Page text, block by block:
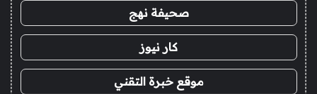
صحيفة نهج
كار نيوز
موقع خبرة التقني